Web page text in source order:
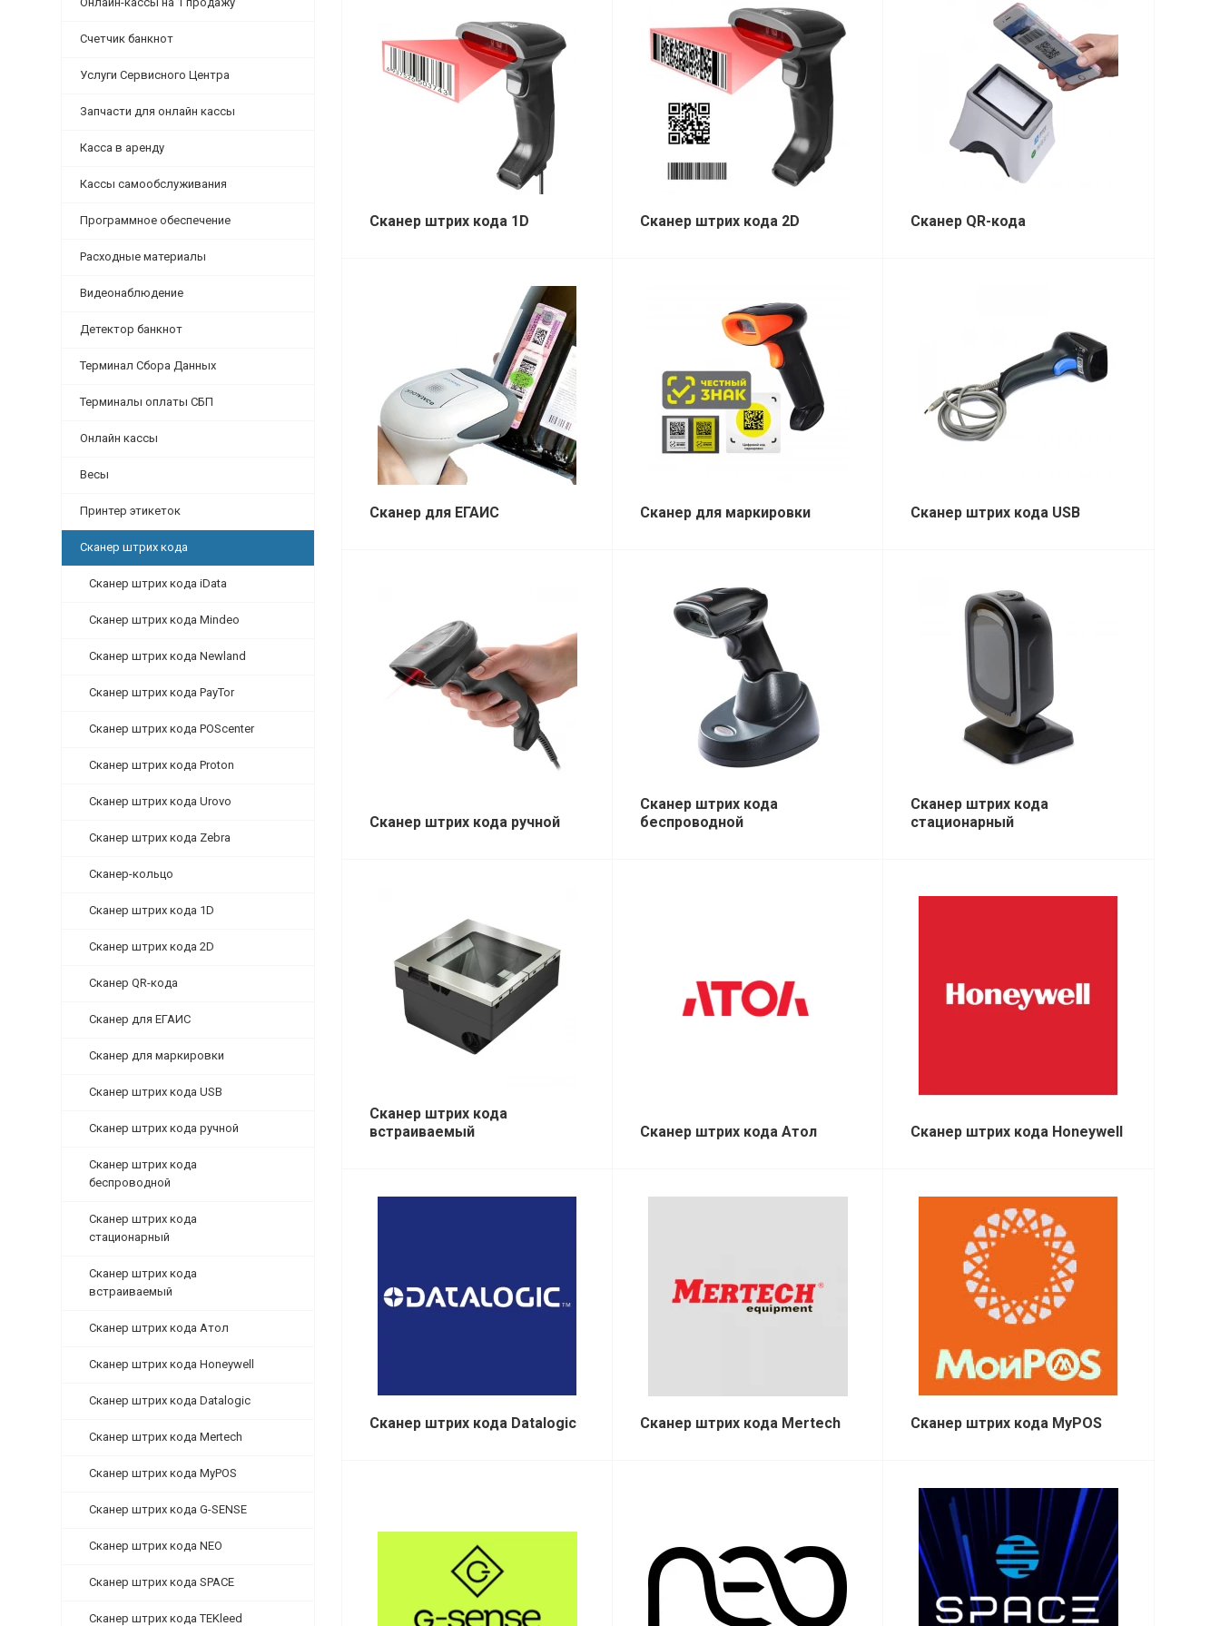
Счетчик банкнот
Услуги Сервисного Центра
Запчасти для онлайн кассы
Касса в аренду
Кассы самообслуживания
Программное обеспечение
Расходные материалы
Видеонаблюдение
Детектор банкнот
Терминал Сбора Данных
Терминалы оплаты СБП
Онлайн кассы
Весы
Принтер этикеток
Сканер штрих кода
Сканер штрих кода iData
Сканер штрих кода Mindeo
Сканер штрих кода Newland
Сканер штрих кода PayTor
Сканер штрих кода POScenter
Сканер штрих кода Proton
Сканер штрих кода Urovo
Сканер штрих кода Zebra
Сканер-кольцо
Сканер штрих кода 1D
Сканер штрих кода 2D
Сканер QR-кода
Сканер для ЕГАИС
Сканер для маркировки
Сканер штрих кода USB
Сканер штрих кода ручной
Сканер штрих кода
беспроводной
Сканер штрих кода
стационарный
Сканер штрих кода
встраиваемый
Сканер штрих кода Атол
Сканер штрих кода Honeywell
Сканер штрих кода Datalogic
Сканер штрих кода Mertech
Сканер штрих кода MyPOS
Сканер штрих кода G-SENSE
Сканер штрих кода NEO
Сканер штрих кода SPACE
Сканер штрих кода TEKleed
Сканер штрих кода 1D Сканер штрих кода 2D Сканер QR-кода
Сканер для ЕГАИС Сканер для маркировки Сканер штрих кода USB
Сканер штрих кода ручной
Сканер штрих кода
беспроводной
Сканер штрих кода
стационарный
Сканер штрих кода
встраиваемый
Сканер штрих кода Атол Сканер штрих кода Honeywell
Сканер штрих кода Datalogic Сканер штрих кода Mertech Сканер штрих кода MyPOS